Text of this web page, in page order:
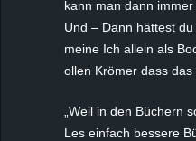
kann man dann
Und – Dann hättest
meine Ich allein als
ollen Krömer dass das
„Weil in den Büchern
Les einfach bessere